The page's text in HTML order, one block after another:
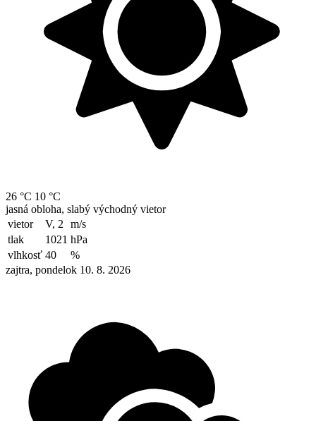
26 °C 10 °C
jasná obloha, slabý východný vietor
vietor
V, 2
m/s
tlak
1021 hPa
vlhkosť 40
%
zajtra, pondelok 10. 8. 2026